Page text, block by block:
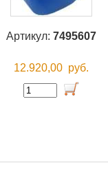
Артикул: 7495607
12.920,00 руб.